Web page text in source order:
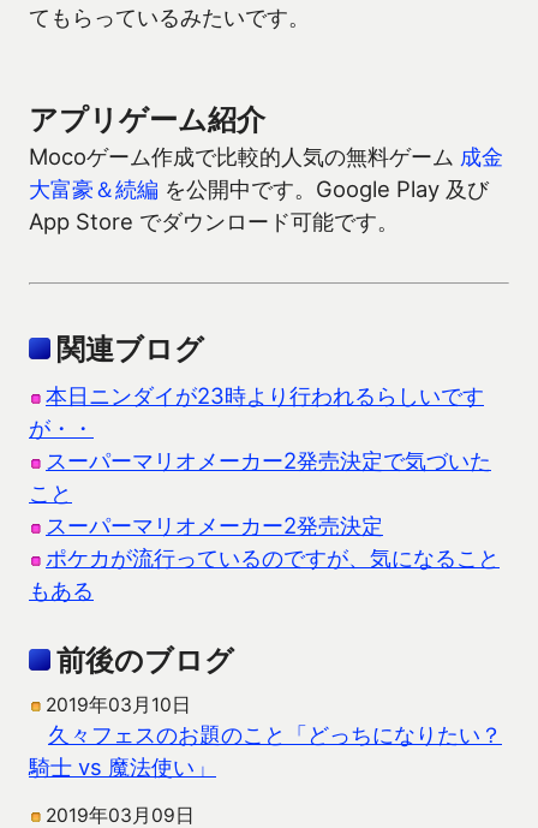
てもらっているみたいです。
アプリゲーム紹介
Mocoゲーム作成で比較的人気の無料ゲーム 成金
大富豪＆続編 を公開中です。Google Play 及び
App Store でダウンロード可能です。
関連ブログ
本日ニンダイが23時より行われるらしいです
が・・
スーパーマリオメーカー2発売決定で気づいた
こと
スーパーマリオメーカー2発売決定
ポケカが流行っているのですが、気になること
もある
前後のブログ
2019年03月10日
久々フェスのお題のこと「どっちになりたい？
騎士 vs 魔法使い」
2019年03月09日